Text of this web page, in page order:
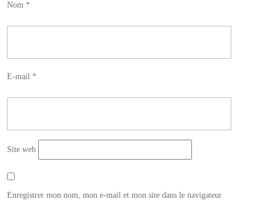
Nom *
E-mail *
Site web
Enregistrer mon nom, mon e-mail et mon site dans le navigateur